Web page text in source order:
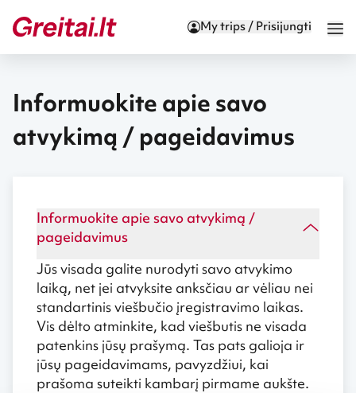
My trips / Prisijungti
Informuokite apie savo
atvykimą / pageidavimus
Informuokite apie savo atvykimą /
pageidavimus
Jūs visada galite nurodyti savo atvykimo
laiką, net jei atvyksite anksčiau ar vėliau nei
standartinis viešbučio įregistravimo laikas.
Vis dėlto atminkite, kad viešbutis ne visada
patenkins jūsų prašymą. Tas pats galioja ir
jūsų pageidavimams, pavyzdžiui, kai
prašoma suteikti kambarį pirmame aukšte.